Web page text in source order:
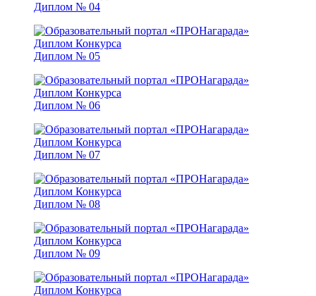
Диплом № 04
Диплом № 05
Диплом № 06
Диплом № 07
Диплом № 08
Диплом № 09